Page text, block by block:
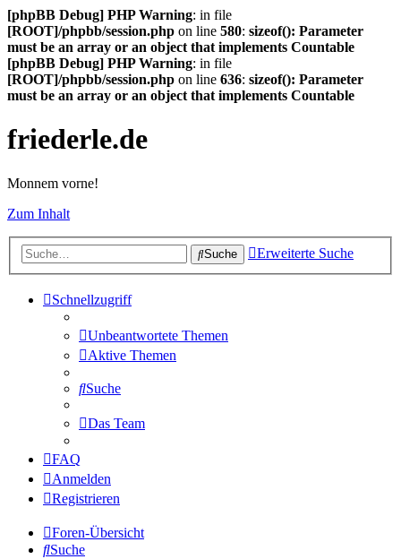
[phpBB Debug] PHP Warning: in file
[ROOT]/phpbb/session.php on line 580: sizeof(): Parameter
must be an array or an object that implements Countable
[phpBB Debug] PHP Warning: in file
[ROOT]/phpbb/session.php on line 636: sizeof(): Parameter
must be an array or an object that implements Countable
friederle.de
Monnem vorne!
Zum Inhalt
Suche Erweiterte Suche
Schnellzugriff
Unbeantwortete Themen
Aktive Themen
Suche
Das Team
FAQ
Anmelden
Registrieren
Foren-Übersicht
Suche